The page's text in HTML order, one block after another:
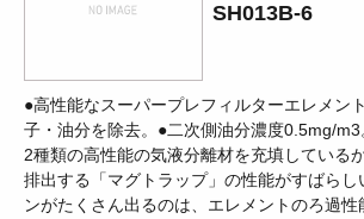
SH013B-6
●高性能なスーパープレフィルターエレメン
子・油分を除去。●二次側油分濃度0.5mg/
2種類の高性能の気液分離材を充填している
排出する「マグトラップ」の性能がすばらし
ンがたくさん出るのは、エレメントのろ過